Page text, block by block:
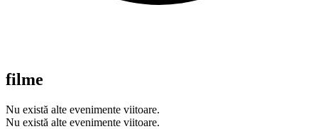
filme
Nu există alte evenimente viitoare.
Nu există alte evenimente viitoare.